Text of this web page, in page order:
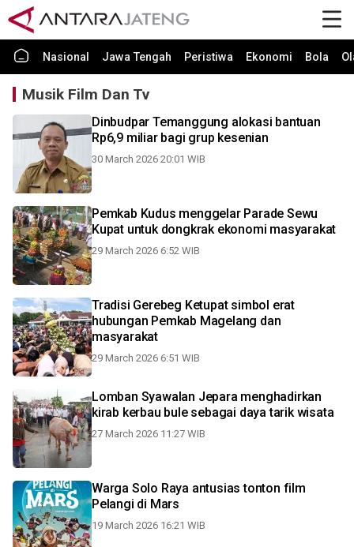
Nasional Jawa Tengah Peristiwa Ekonomi Bola
Musik Film Dan Tv
Dinbudpar Temanggung alokasi bantuan
Rp6,9 miliar bagi grup kesenian
30 March 2026 20:01 WIB
Pemkab Kudus menggelar Parade Sewu
Kupat untuk dongkrak ekonomi masyarakat
29 March 2026 6:52 WIB
Tradisi Gerebeg Ketupat simbol erat
hubungan Pemkab Magelang dan
masyarakat
29 March 2026 6:51 WIB
Lomban Syawalan Jepara menghadirkan
kirab kerbau bule sebagai daya tarik wisata
27 March 2026 11:27 WIB
Warga Solo Raya antusias tonton film
Pelangi di Mars
19 March 2026 16:21 WIB